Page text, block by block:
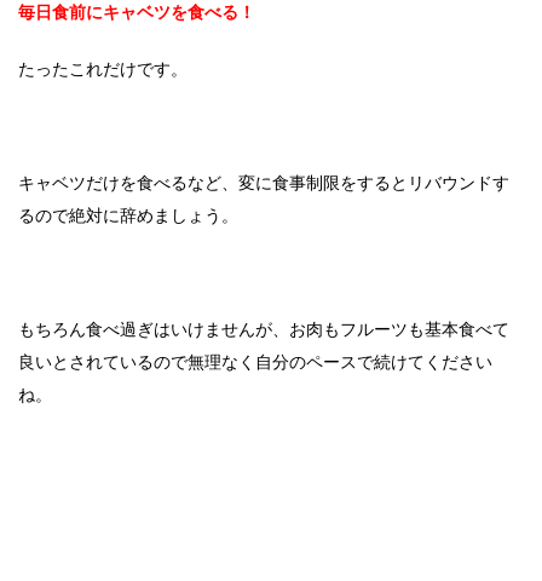
毎日食前にキャベツを食べる！
たったこれだけです。
キャベツだけを食べるなど、変に食事制限をするとリバウンドす
るので絶対に辞めましょう。
もちろん食べ過ぎはいけませんが、お肉もフルーツも基本食べて
良いとされているので無理なく自分のペースで続けてください
ね。